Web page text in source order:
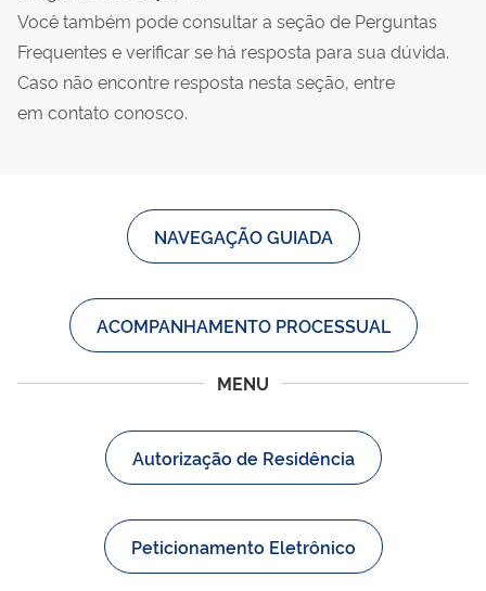
Você também pode consultar a seção de Perguntas
Frequentes e verificar se há resposta para sua dúvida.
Caso não encontre resposta nesta seção, entre
em contato conosco.
NAVEGAÇÃO GUIADA
ACOMPANHAMENTO PROCESSUAL
MENU
Autorização de Residência
Peticionamento Eletrônico